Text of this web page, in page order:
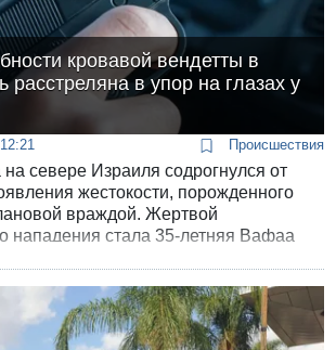
кровавой вендетты в
расстреляна в упор на глазах у
Происшествия
севере Израиля содрогнулся от
жестокости, порожденного
враждой. Жертвой
нападения стала 35-летняя Вафаа